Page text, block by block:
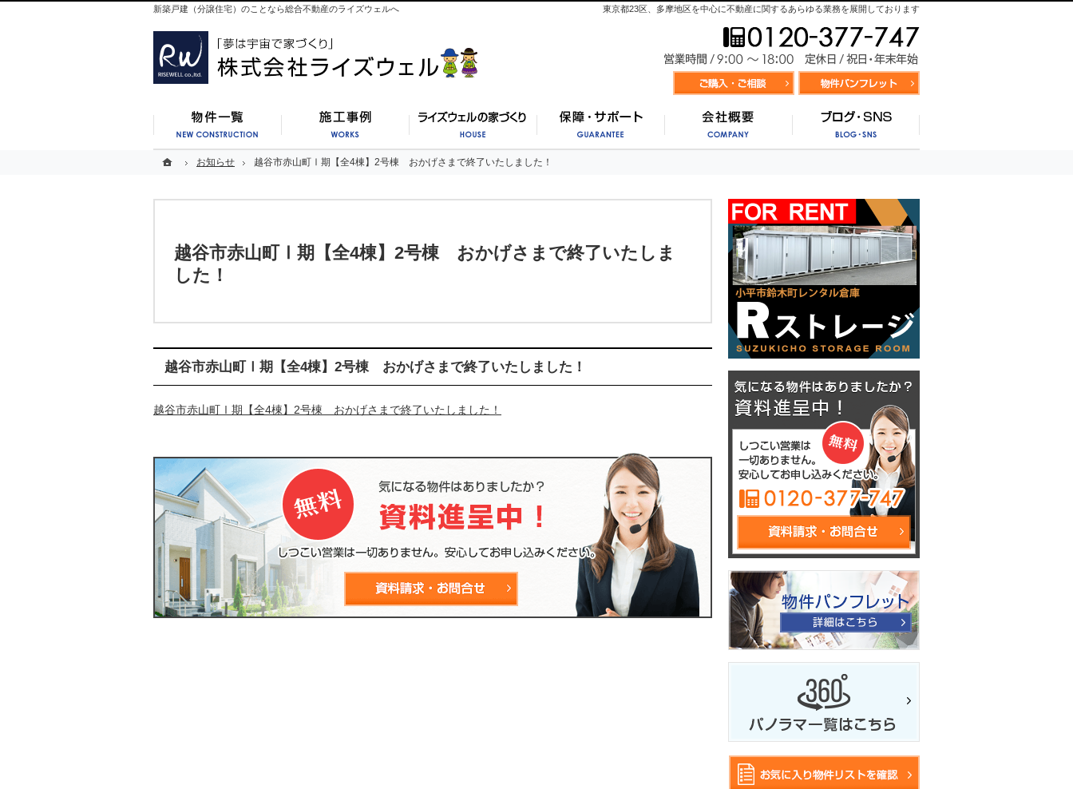
ホームお知らせ 越谷市赤山町Ⅰ期【全4棟】2号棟 おかげさまで終了いたしました！
越谷市赤山町Ⅰ期【全4棟】2号棟 おかげさまで終了いたしま
した！
東京都23区、多摩地区を中心に不動産に関するあらゆる業務を展開しております
新築戸建（分譲住宅）のことなら総合不動産のライズウェルへ
越谷市赤山町Ⅰ期【全4棟】2号棟 おかげさまで終了いたしました！
越谷市赤山町Ⅰ期【全4棟】2号棟 おかげさまで終了いたしました！
資料請求・お問合せ
ホームお知らせ 越谷市赤山町Ⅰ期【全4棟】2号棟 おかげさまで終了いたしました！